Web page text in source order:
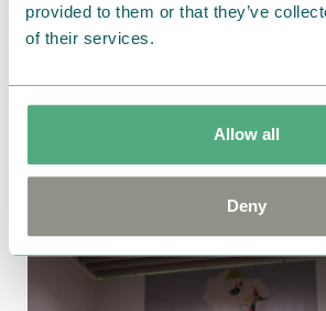
provided to them or that they’ve
of their services.
Allow all
Deny
ムーミンの日2025【イベントレ